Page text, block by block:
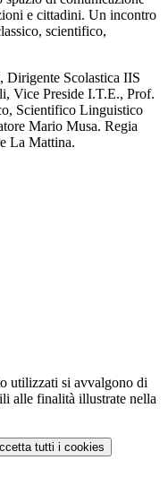
e cittadini. Un incontro
scientifico,
Dirigente Scolastica IIS
Vice Preside I.T.E., Prof.
Scientifico Linguistico
Mario Musa. Regia
La Mattina.
utilizzati si avvalgono di
alle finalità illustrate nella
tutti i cookies